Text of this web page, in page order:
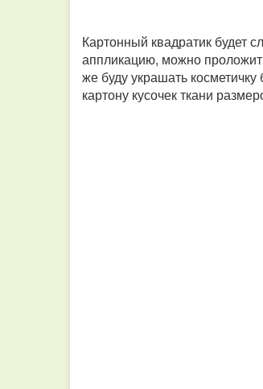
Картонный квадратик будет
аппликацию, можно
же буду украшать
картону кусочек ткани